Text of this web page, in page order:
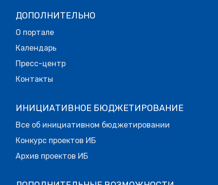
ДОПОЛНИТЕЛЬНО
О портале
Календарь
Пресс-центр
Контакты
ИНИЦИАТИВНОЕ БЮДЖЕТИРОВАНИЕ
Все об инициативном бюджетировании
Конкурс проектов ИБ
Архив проектов ИБ